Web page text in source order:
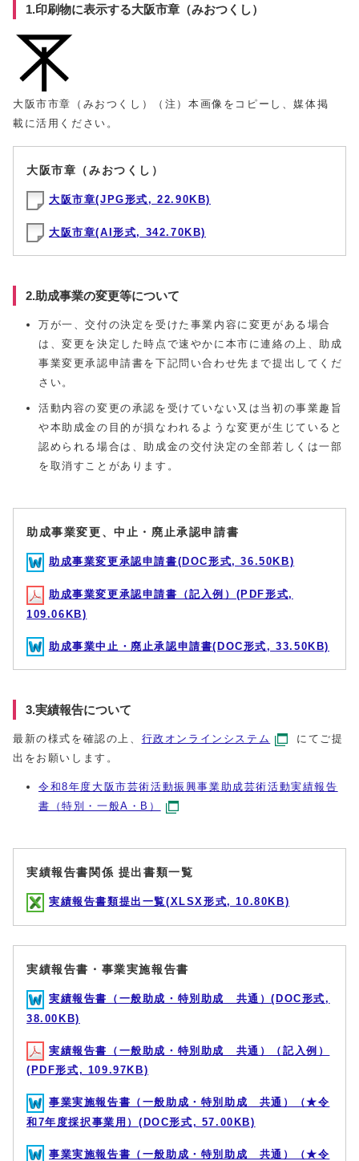
1.印刷物に表示する大阪市章（みおつくし）
大阪市市章（みおつくし）（注）本画像をコピーし、媒体掲
載に活用ください。
大阪市章（みおつくし）
大阪市章(JPG形式, 22.90KB)
大阪市章(AI形式, 342.70KB)
2.助成事業の変更等について
万が一、交付の決定を受けた事業内容に変更がある場合
は、変更を決定した時点で速やかに本市に連絡の上、助成
事業変更承認申請書を下記問い合わせ先まで提出してくだ
さい。
活動内容の変更の承認を受けていない又は当初の事業趣旨
や本助成金の目的が損なわれるような変更が生じていると
認められる場合は、助成金の交付決定の全部若しくは一部
を取消すことがあります。
助成事業変更、中止・廃止承認申請書
助成事業変更承認申請書(DOC形式, 36.50KB)
助成事業変更承認申請書（記入例）(PDF形式,
109.06KB)
助成事業中止・廃止承認申請書(DOC形式, 33.50KB)
3.実績報告について
最新の様式を確認の上、 行政オンラインシステム
にてご提
出をお願いします。
令和8年度大阪市芸術活動振興事業助成芸術活動実績報告
書（特別・一般A・B）
実績報告書関係 提出書類一覧
実績報告書類提出一覧(XLSX形式, 10.80KB)
実績報告書・事業実施報告書
実績報告書（一般助成・特別助成 共通）(DOC形式,
38.00KB)
実績報告書（一般助成・特別助成 共通）（記入例）
(PDF形式, 109.97KB)
事業実施報告書（一般助成・特別助成 共通）（★令
和7年度採択事業用）(DOC形式, 57.00KB)
事業実施報告書（一般助成・特別助成 共通）（★令